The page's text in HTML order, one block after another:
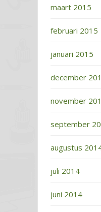
maart 2015
februari 2015
januari 2015
december
november
september
augustus
juli 2014
juni 2014